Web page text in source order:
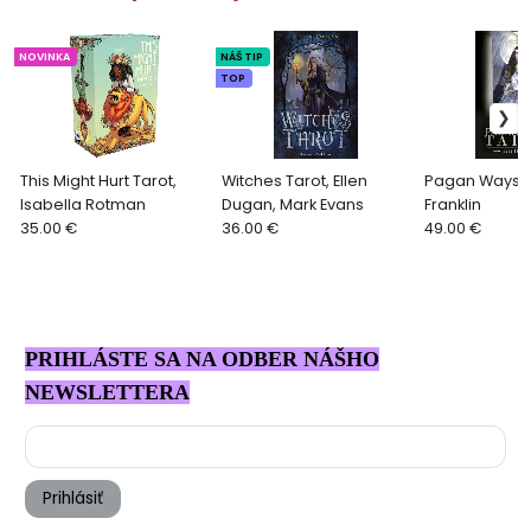
This Might Hurt Tarot,
Isabella Rotman
NOVINKA
35.00 €
Witches Tarot, Ellen
Dugan, Mark Evans
NÁŠ TIP
TOP
36.00 €
Pagan Ways
Franklin
49.00 €
PRIHLÁSTE SA NA ODBER NÁŠHO
NEWSLETTERA
Prihlásiť